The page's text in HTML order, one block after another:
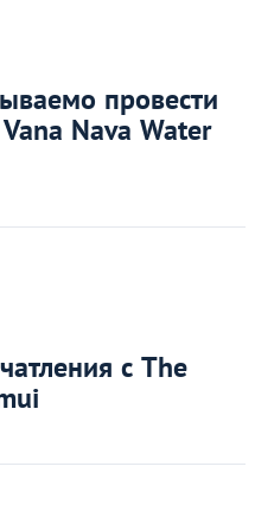
провести
Nava Water
с The